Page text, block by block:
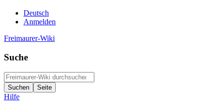
Deutsch
Anmelden
Freimaurer-Wiki
Suche
Hilfe